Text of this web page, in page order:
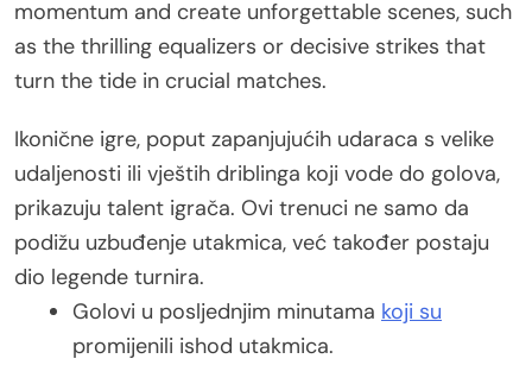
momentum and create unforgettable scenes, such
as the thrilling equalizers or decisive strikes that
turn the tide in crucial matches.
Ikonične igre, poput zapanjujućih udaraca s velike
udaljenosti ili vještih driblinga koji vode do golova,
prikazuju talent igrača. Ovi trenuci ne samo da
podižu uzbuđenje utakmica, već također postaju
dio legende turnira.
Golovi u posljednjim minutama koji su
promijenili ishod utakmica.